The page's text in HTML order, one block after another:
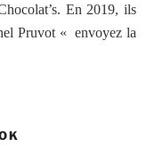
En 2019, ils
Pruvot « envoyez la